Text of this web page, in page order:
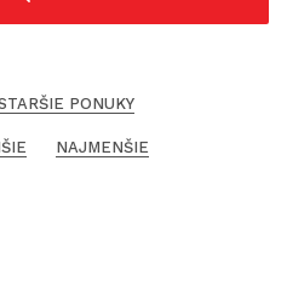
PONUKY
NAJMENŠIE